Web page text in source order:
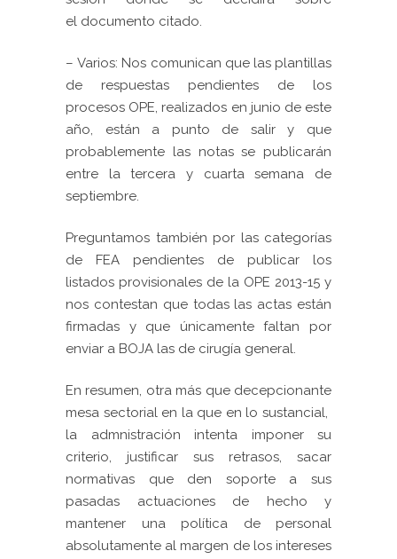
el documento citado.
– Varios: Nos comunican que las plantillas
de respuestas pendientes de los
procesos OPE, realizados en junio de este
año, están a punto de salir y que
probablemente las notas se publicarán
entre la tercera y cuarta semana de
septiembre.
Preguntamos también por las categorías
de FEA pendientes de publicar los
listados provisionales de la OPE 2013-15 y
nos contestan que todas las actas están
firmadas y que únicamente faltan por
enviar a BOJA las de cirugía general.
En resumen, otra más que decepcionante
mesa sectorial en la que en lo sustancial,
la admnistración intenta imponer su
criterio, justificar sus retrasos, sacar
normativas que den soporte a sus
pasadas actuaciones de hecho y
mantener una política de personal
absolutamente al margen de los intereses